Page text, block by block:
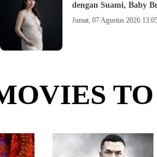
dengan Suami, Baby
Jumat, 07 Agustus 2026